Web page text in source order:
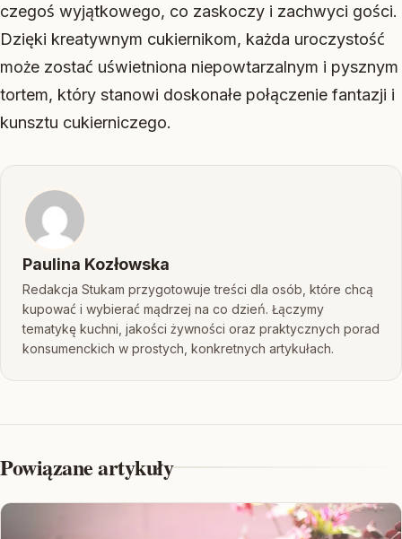
czegoś wyjątkowego, co zaskoczy i zachwyci gości.
Dzięki kreatywnym cukiernikom, każda uroczystość
może zostać uświetniona niepowtarzalnym i pysznym
tortem, który stanowi doskonałe połączenie fantazji i
kunsztu cukierniczego.
Paulina Kozłowska
Redakcja Stukam przygotowuje treści dla osób, które chcą
kupować i wybierać mądrzej na co dzień. Łączymy
tematykę kuchni, jakości żywności oraz praktycznych porad
konsumenckich w prostych, konkretnych artykułach.
Powiązane artykuły